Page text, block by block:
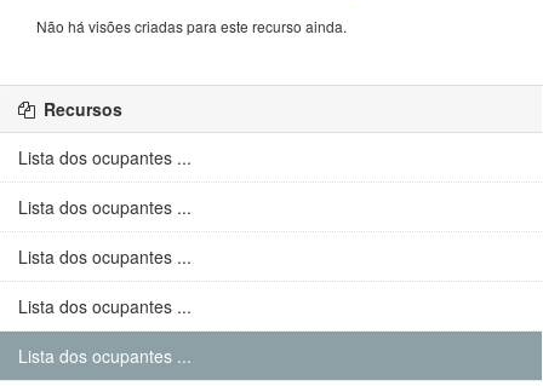
Não há visões criadas para este recurso ainda.
Recursos
Lista dos ocupantes ...
Lista dos ocupantes ...
Lista dos ocupantes ...
Lista dos ocupantes ...
Lista dos ocupantes ...